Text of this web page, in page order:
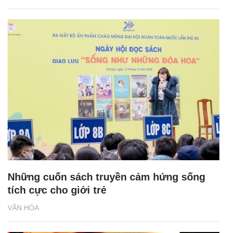
VĂN HÓA
Những cuốn sách truyền cảm hứng sống
tích cực cho giới trẻ